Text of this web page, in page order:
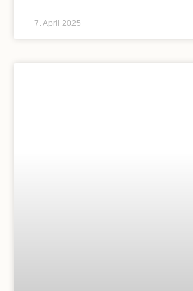
7. April 2025